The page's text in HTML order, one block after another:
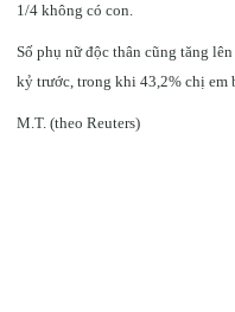
1/4 không có con.
Số phụ nữ độc thân cũng tăng
kỷ trước, trong khi 43,2% chị em
M.T. (theo Reuters)